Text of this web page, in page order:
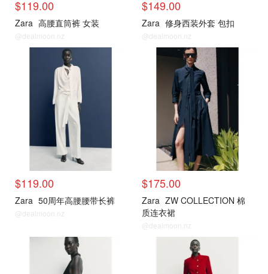
$119.00
Zara 高腰直筒裤 女装
@dealmoon.nz
$149.00
Zara 修身西装外套 包扣
@dealmoon.nz
$119.00
Zara 50周年高腰腰带长裤
@dealmoon.nz
$175.00
Zara ZW COLLECTION 棉
质连衣裙
@dealmoon.nz